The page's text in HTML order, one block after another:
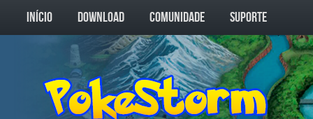
INÍCIO DOWNLOAD COMUNIDADE SUPORTE